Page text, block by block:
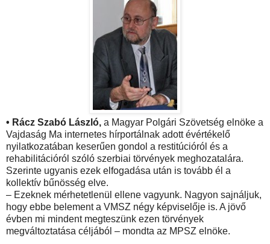
• Rácz Szabó László, a Magyar Polgári Szövetség elnöke a
Vajdaság Ma internetes hírportálnak adott évértékelő
nyilatkozatában keserűen gondol a restitúcióról és a
rehabilitációról szóló szerbiai törvények meghozatalára.
Szerinte ugyanis ezek elfogadása után is tovább él a
kollektív bűnösség elve.
– Ezeknek mérhetetlenül ellene vagyunk. Nagyon sajnáljuk,
hogy ebbe belement a VMSZ négy képviselője is. A jövő
évben mi mindent megteszünk ezen törvények
megváltoztatása céljából – mondta az MPSZ elnöke.